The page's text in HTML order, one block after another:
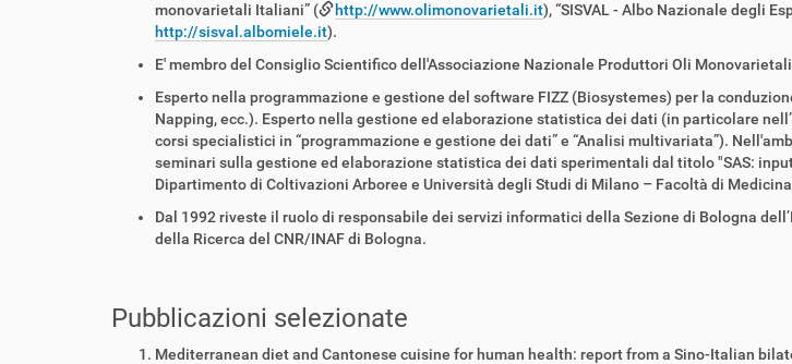
monovarietali Italiani” (
http://www.olimonovarietali.it), “SISVAL - Albo Nazionale degli
http://sisval.albomiele.it).
E' membro del Consiglio Scientifico dell'Associazione Nazionale Produttori Oli
Esperto nella programmazione e gestione del software FIZZ (Biosystemes) per la
Napping, ecc.). Esperto nella gestione ed elaborazione statistica dei dati (in particolare
corsi specialistici in “programmazione e gestione dei dati” e “Analisi multivariata”).
seminari sulla gestione ed elaborazione statistica dei dati sperimentali dal titolo "SAS:
Dipartimento di Coltivazioni Arboree e Università degli Studi di Milano – Facoltà di
Dal 1992 riveste il ruolo di responsabile dei servizi informatici della Sezione di Bologna
della Ricerca del CNR/INAF di Bologna.
Pubblicazioni selezionate
Mediterranean diet and Cantonese cuisine for human health: report from a Sino-Italian